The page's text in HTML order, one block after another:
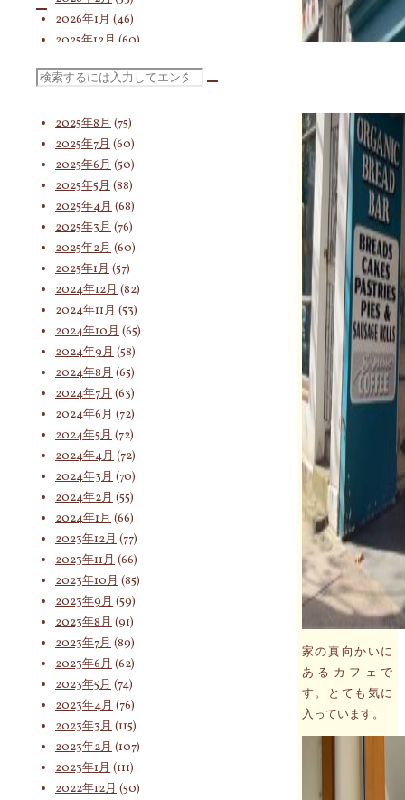
検
索
象:
家の真向かいに
あるカフェで
す。とても気に
入っています。
2026年1月 (46)
2025年12月 (60)
2025年10月(66)
2025年8月 (75)
2025年7月 (60)
2025年6月 (50)
2025年5月 (88)
2025年4月 (68)
2025年3月 (76)
2025年2月 (60)
2025年1月 (57)
2024年12月 (82)
2024年11月 (53)
2024年10月 (65)
2024年9月 (58)
2024年8月 (65)
2024年7月 (63)
2024年6月 (72)
2024年5月 (72)
2024年4月 (72)
2024年3月 (70)
2024年2月 (55)
2024年1月 (66)
2023年12月 (77)
2023年11月 (66)
2023年10月 (85)
2023年9月 (59)
2023年8月 (91)
2023年7月 (89)
2023年6月 (62)
2023年5月 (74)
2023年4月 (76)
2023年3月 (115)
2023年2月 (107)
2023年1月 (111)
2022年12月 (50)